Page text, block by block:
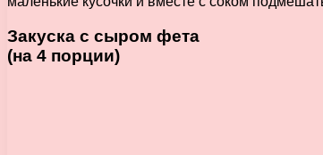
Закуска с сыром фета
(на 4 порции)